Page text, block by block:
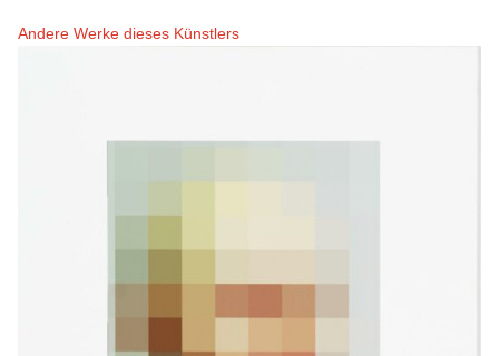
Andere Werke dieses Künstlers